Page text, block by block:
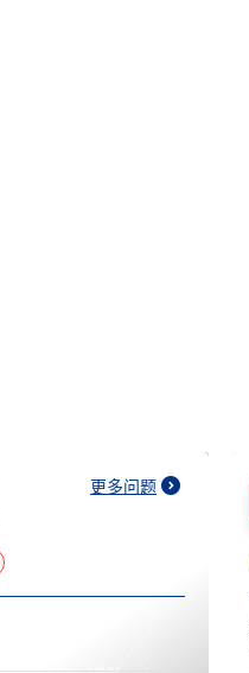
更多问题